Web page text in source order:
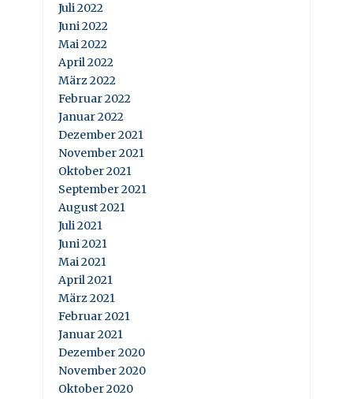
Juli 2022
Juni 2022
Mai 2022
April 2022
März 2022
Februar 2022
Januar 2022
Dezember 2021
November 2021
Oktober 2021
September 2021
August 2021
Juli 2021
Juni 2021
Mai 2021
April 2021
März 2021
Februar 2021
Januar 2021
Dezember 2020
November 2020
Oktober 2020